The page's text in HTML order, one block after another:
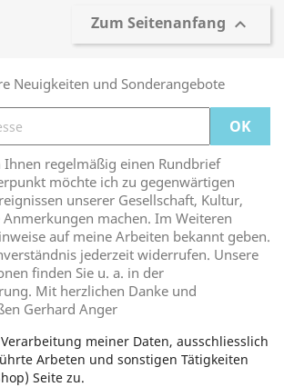
Zum Seitenanfang 
Neuigkeiten und Sonderangebote
Ihnen regelmäßig einen Rundbrief
möchte ich zu gegenwärtigen
unserer Gesellschaft, Kultur,
machen. Im Weiteren
auf meine Arbeiten bekannt geben.
jederzeit widerrufen. Unsere
finden Sie u. a. in der
Mit herzlichen Danke und
Gerhard Anger
meiner Daten, ausschliesslich
Arbeten und sonstigen Tätigkeiten
Seite zu.